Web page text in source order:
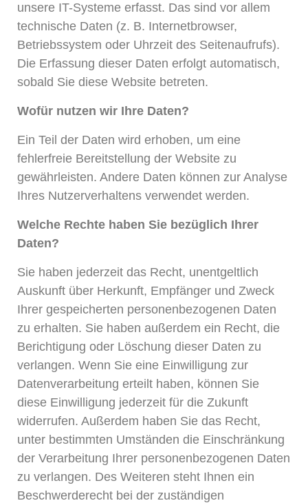
unsere IT-Systeme erfasst. Das sind vor allem
technische Daten (z. B. Internetbrowser,
Betriebssystem oder Uhrzeit des Seitenaufrufs).
Die Erfassung dieser Daten erfolgt automatisch,
sobald Sie diese Website betreten.
Wofür nutzen wir Ihre Daten?
Ein Teil der Daten wird erhoben, um eine
fehlerfreie Bereitstellung der Website zu
gewährleisten. Andere Daten können zur Analyse
Ihres Nutzerverhaltens verwendet werden.
Welche Rechte haben Sie bezüglich Ihrer
Daten?
Sie haben jederzeit das Recht, unentgeltlich
Auskunft über Herkunft, Empfänger und Zweck
Ihrer gespeicherten personenbezogenen Daten
zu erhalten. Sie haben außerdem ein Recht, die
Berichtigung oder Löschung dieser Daten zu
verlangen. Wenn Sie eine Einwilligung zur
Datenverarbeitung erteilt haben, können Sie
diese Einwilligung jederzeit für die Zukunft
widerrufen. Außerdem haben Sie das Recht,
unter bestimmten Umständen die Einschränkung
der Verarbeitung Ihrer personenbezogenen Daten
zu verlangen. Des Weiteren steht Ihnen ein
Beschwerderecht bei der zuständigen